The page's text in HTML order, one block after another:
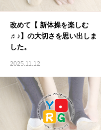
改めて【 新体操を楽しむ
♬♪】の大切さを思い出しま
した。
2025.11.12
ブログ
お問い合わせ